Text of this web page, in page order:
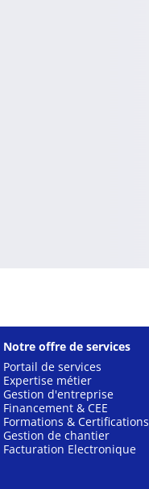
Notre offre de services
Portail de services
Expertise métier
Gestion d'entreprise
Financement & CEE
Formations & Certifications
Gestion de chantier
Facturation Electronique